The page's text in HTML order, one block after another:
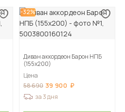
-32%
Диван аккордеон Барон НПБ
(155х200)
Цена
58 690 39 900
за 3 дня